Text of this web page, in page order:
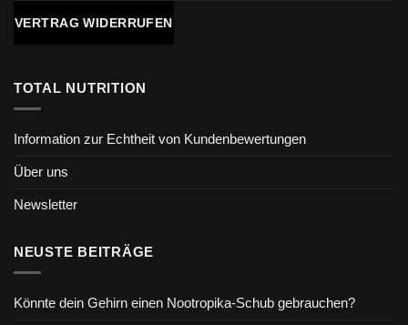
VERTRAG WIDERRUFEN
TOTAL NUTRITION
Information zur Echtheit von Kundenbewertungen
Über uns
Newsletter
NEUSTE BEITRÄGE
Könnte dein Gehirn einen Nootropika-Schub gebrauchen?